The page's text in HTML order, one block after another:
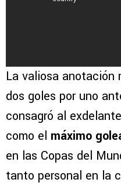
La valiosa anotación
dos goles por uno
consagró al
como el máximo
en las Copas del
tanto personal en la